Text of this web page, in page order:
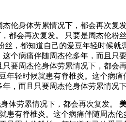
伦身体劳累情况下，都会再次复
会再次复发。 只要是周杰伦粉
丝，都知道自己的爱豆年轻时候
个病痛伴随周杰伦多年，而且只
要周杰伦身体劳累情况下，都会
年轻时候就患有脊椎炎。这个病
，而且只要周杰伦身体劳累情况
体劳累情况下，都会再次复发。
患有脊椎炎。这个病痛伴随周杰